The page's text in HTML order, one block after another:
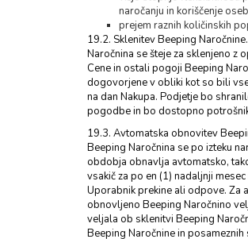
naročanju in koriščenje
prejem raznih količinskih
19.2. Sklenitev Beeping
Naročnina se šteje za sklenjeno z
Cene in ostali pogoji Beeping
dogovorjene v obliki kot so bili
na dan Nakupa. Podjetje bo
pogodbe in bo dostopno
19.3. Avtomatska obnovitev
Beeping Naročnina se po izteku
obdobja obnavlja avtomatsko,
vsakič za po en (1) nadaljnji mesec
Uporabnik prekine ali odpove. Za
obnovljeno Beeping Naročnino
veljala ob sklenitvi Beeping
Beeping Naročnine in